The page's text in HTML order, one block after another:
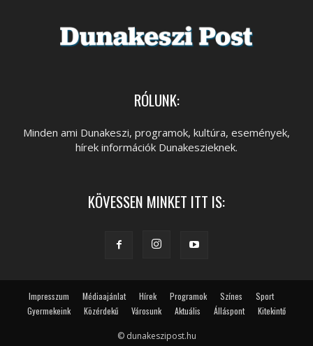
RÓLUNK:
Minden ami Dunakeszi, programok, kultúra, események,
hírek információk Dunakeszieknek.
KÖVESSEN MINKET ITT IS:
Impresszum Médiaajánlat Hírek Programok Színes
Sport
Gyermekeink
Közérdekű Városunk Aktuális Álláspont Kitekintő
© dunakeszipost.hu